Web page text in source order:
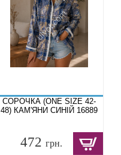
СОРОЧКА (ONE SIZE 42-
48) КАМ'ЯНИ СИНІЙ 16889
472грн.